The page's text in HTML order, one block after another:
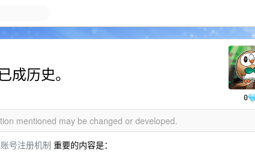
0
成历史。
mentioned may be changed or developed.
号注册机制 重要的内容是：